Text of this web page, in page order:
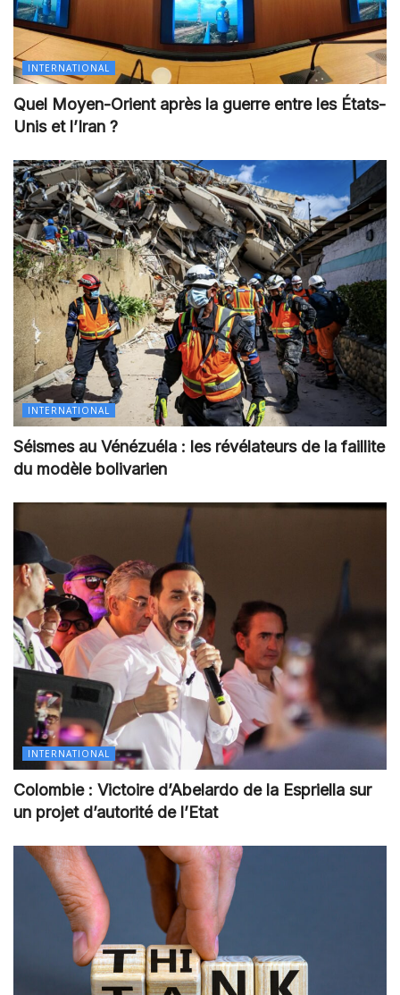
INTERNATIONAL
Quel Moyen-Orient après la guerre entre les États-
Unis et l’Iran ?
INTERNATIONAL
Séismes au Vénézuéla : les révélateurs de la faillite
du modèle bolivarien
INTERNATIONAL
Colombie : Victoire d’Abelardo de la Espriella sur
un projet d’autorité de l’Etat